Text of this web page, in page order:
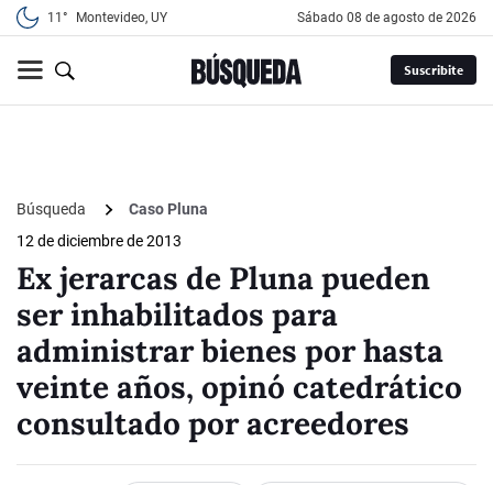
11° Montevideo, UY sábado 08 de agosto de 2026
Suscribite
Búsqueda
Caso Pluna
12 de diciembre de 2013
Ex jerarcas de Pluna pueden
ser inhabilitados para
administrar bienes por hasta
veinte años, opinó catedrático
consultado por acreedores